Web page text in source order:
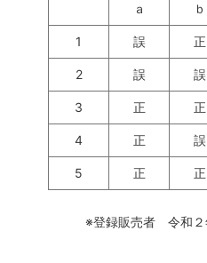
ａ ｂ
1 誤 正
2 誤 誤
3 正 正
4 正 誤
5 正 正
※登録販売者 令和２